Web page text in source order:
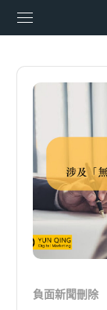
負面新聞刪除